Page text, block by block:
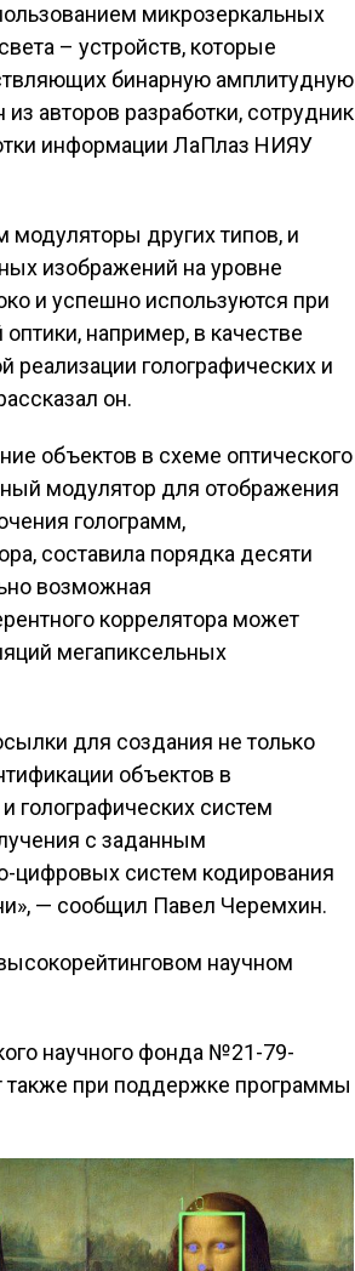
микрозеркальных
– устройств, которые
бинарную амплитудную
авторов разработки, сотрудник
информации ЛаПлаз НИЯУ
других типов, и
изображений на уровне
и успешно используются при
например, в качестве
реализации голографических и
он.
объектов в схеме оптического
модулятор для отображения
голограмм,
составила порядка десяти
возможная
коррелятора может
мегапиксельных
для создания не только
объектов в
голографических систем
с заданным
цифровых систем кодирования
— сообщил Павел Черемхин.
научном
научного фонда №21-79-
также при поддержке программы